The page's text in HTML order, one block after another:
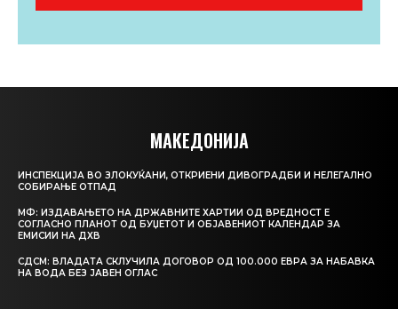
МАКЕДОНИЈА
ИНСПЕКЦИЈА ВО ЗЛОКУЌАНИ, ОТКРИЕНИ ДИВОГРАДБИ И НЕЛЕГАЛНО
СОБИРАЊЕ ОТПАД
МФ: ИЗДАВАЊЕТО НА ДРЖАВНИТЕ ХАРТИИ ОД ВРЕДНОСТ Е
СОГЛАСНО ПЛАНОТ ОД БУЏЕТОТ И ОБЈАВЕНИОТ КАЛЕНДАР ЗА
ЕМИСИИ НА ДХВ
СДСМ: ВЛАДАТА СКЛУЧИЛА ДОГОВОР ОД 100.000 ЕВРА ЗА НАБАВКА
НА ВОДА БЕЗ ЈАВЕН ОГЛАС